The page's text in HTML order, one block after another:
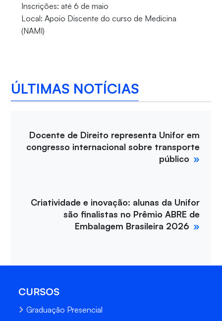
Inscrições: até 6 de maio
Local: Apoio Discente do curso de Medicina
(NAMI)
ÚLTIMAS NOTÍCIAS
Docente de Direito representa Unifor em
congresso internacional sobre transporte
público
Criatividade e inovação: alunas da Unifor
são finalistas no Prêmio ABRE de
Embalagem Brasileira 2026
CURSOS
Graduação Presencial